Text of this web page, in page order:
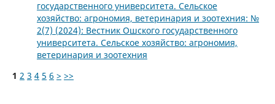
государственного университета. Сельское
хозяйство: агрономия, ветеринария и зоотехния: №
2(7) (2024): Вестник Ошского государственного
университета. Сельское хозяйство: агрономия,
ветеринария и зоотехния
1 2 3 4 5 6 > >>